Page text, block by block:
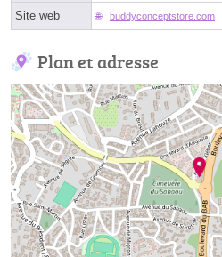
Site web buddyconceptstore.com
Plan et adresse